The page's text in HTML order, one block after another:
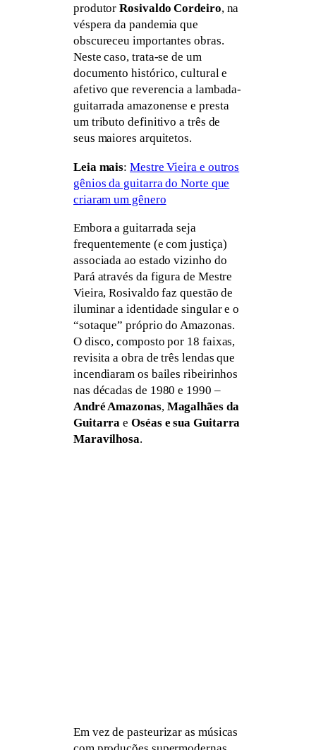
produtorRosivaldo Cordeiro, na
véspera da pandemia que
obscureceu importantes obras.
Neste caso, trata-se de um
documento histórico, cultural e
afetivo que reverencia a lambada-
guitarrada amazonense e presta
um tributo definitivo a três de
seus maiores arquitetos.
Leia mais:Mestre Vieira e outros
gênios da guitarra do Norte que
criaram um gênero
Embora a guitarrada seja
frequentemente (e com justiça)
associada ao estado vizinho do
Pará através da figura de Mestre
Vieira, Rosivaldo faz questão de
iluminar a identidade singular e o
“sotaque” próprio do Amazonas.
O disco, composto por 18 faixas,
revisita a obra de três lendas que
incendiaram os bailes ribeirinhos
nas décadas de 1980 e 1990 –
André Amazonas, Magalhães da
Guitarra eOséas e sua Guitarra
Maravilhosa.
Em vez de pasteurizar as músicas